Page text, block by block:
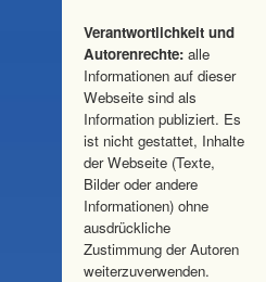
Verantwortlichkeit und
Autorenrechte: alle
Informationen auf dieser
Webseite sind als
Information publiziert. Es
ist nicht gestattet, Inhalte
der Webseite (Texte,
Bilder oder andere
Informationen) ohne
ausdrückliche
Zustimmung der Autoren
weiterzuverwenden.